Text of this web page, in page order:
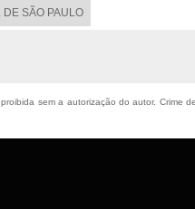
DE SÃO PAULO
sem a autorização do autor. Crime